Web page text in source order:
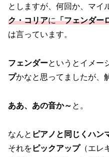
としますが、何回か、マイ
ク・コリアに「フェンダー
は言っています。
フェンダーというとイメー
プかなと思ってましたが、
ああ、あの音か～ と。
なんと ピアノと同じくハン
それを ピックアップ（エレ